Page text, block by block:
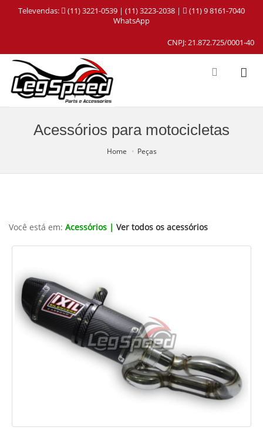
Televendas: (11) 3221-0539 | (11) 3223-2038 |
(11) 9 8161-7040
WhatsApp
CNPJ: 21.872.725/0001-40
Acessórios para motocicletas
Home Peças
Você está em: Acessórios | Ver todos os acessórios